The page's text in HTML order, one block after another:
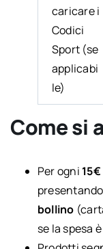
caricare i
Codici
Sport (se
applicabi
le)
Come si
Per ogni
bollino
se la spesa